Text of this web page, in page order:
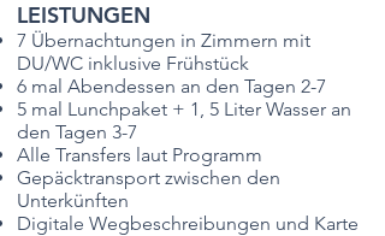
LEISTUNGEN
7 Übernachtungen in Zimmern mit
DU/WC inklusive Frühstück
6 mal Abendessen an den Tagen 2-7
5 mal Lunchpaket + 1, 5 Liter Wasser an
den Tagen 3-7
Alle Transfers laut Programm
Gepäcktransport zwischen den
Unterkünften
Digitale Wegbeschreibungen und Karte